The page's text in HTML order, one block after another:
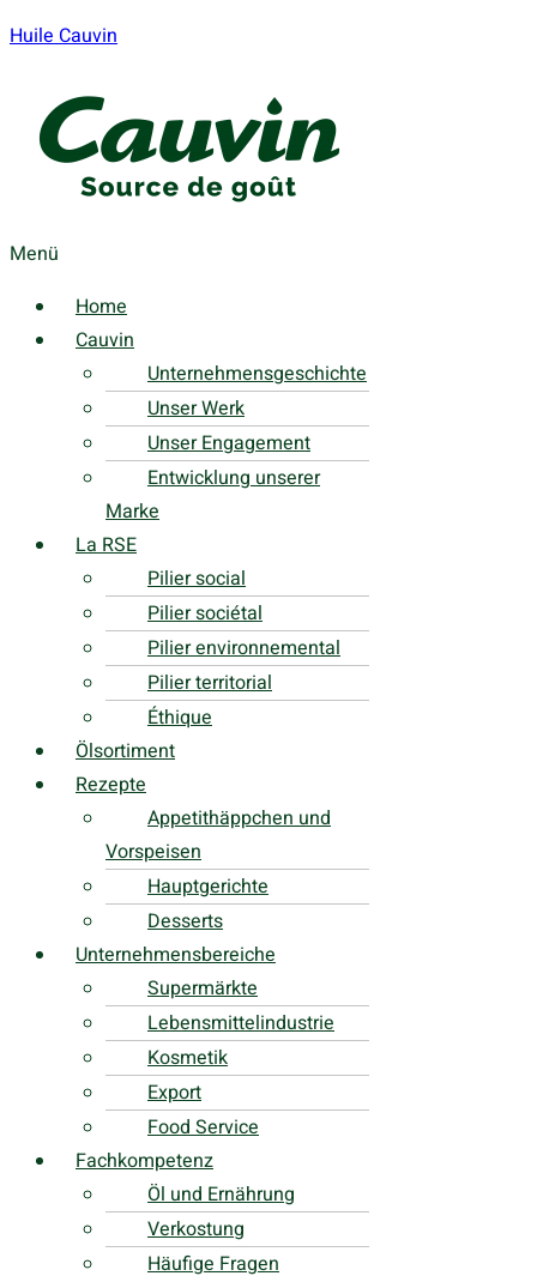
Huile Cauvin
Menü
Home
Cauvin
Unternehmensgeschichte
Unser Werk
Unser Engagement
Entwicklung unserer
Marke
La RSE
Pilier social
Pilier sociétal
Pilier environnemental
Pilier territorial
Éthique
Ölsortiment
Rezepte
Appetithäppchen und
Vorspeisen
Hauptgerichte
Desserts
Unternehmensbereiche
Supermärkte
Lebensmittelindustrie
Kosmetik
Export
Food Service
Fachkompetenz
Öl und Ernährung
Verkostung
Häufige Fragen